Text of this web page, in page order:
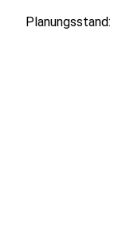
Planungsstand: